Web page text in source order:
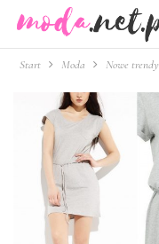
Start Moda Nowe trendy